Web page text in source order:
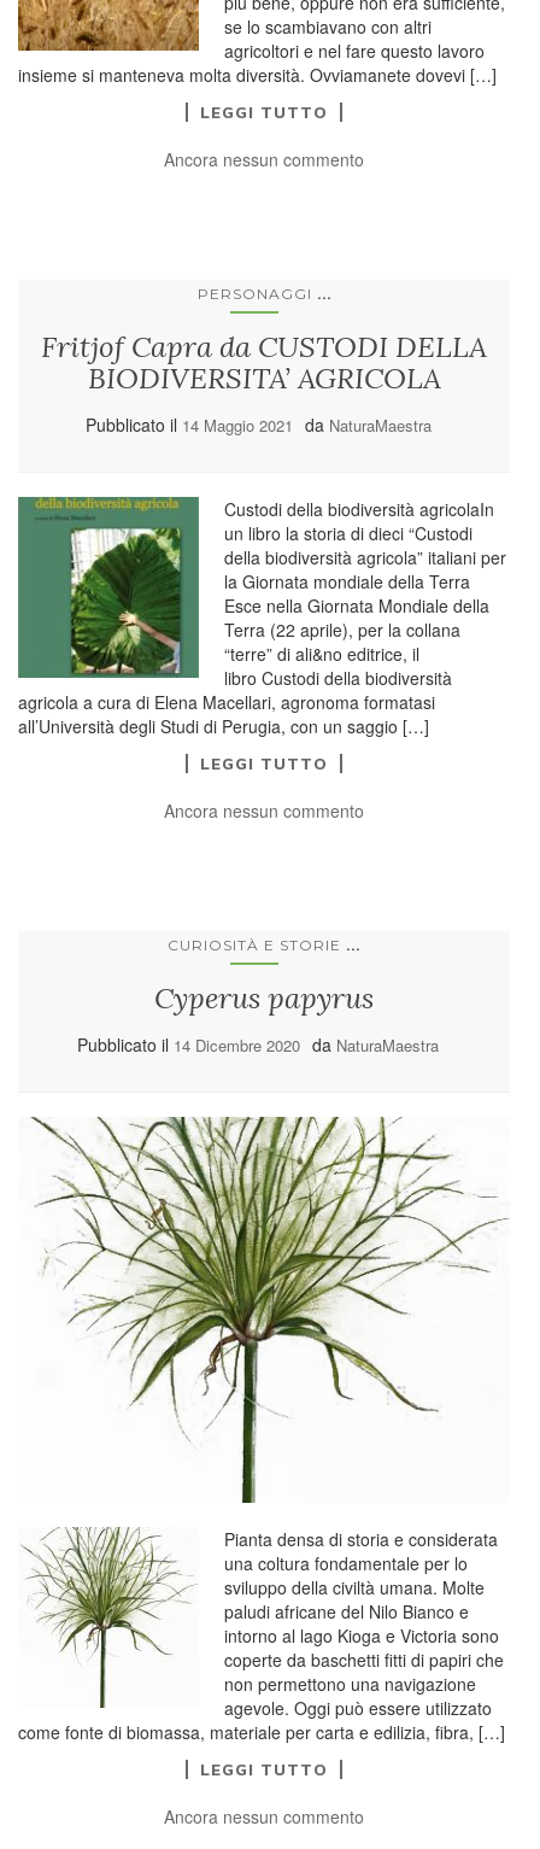
se lo scambiavano con altri
agricoltori e nel fare questo lavoro
insieme si manteneva molta diversità. Ovviamanete dovevi […]
LEGGI TUTTO
Ancora nessun commento
PERSONAGGI ...
Fritjof Capra da CUSTODI DELLA
BIODIVERSITA’ AGRICOLA
Pubblicato il 14 Maggio 2021 da NaturaMaestra
Custodi della biodiversità agricolaIn
un libro la storia di dieci “Custodi
della biodiversità agricola” italiani per
la Giornata mondiale della Terra
Esce nella Giornata Mondiale della
Terra (22 aprile), per la collana
“terre” di ali&no editrice, il
libro Custodi della biodiversità
agricola a cura di Elena Macellari, agronoma formatasi
all’Università degli Studi di Perugia, con un saggio […]
LEGGI TUTTO
Ancora nessun commento
CURIOSITÀ E STORIE ...
Cyperus papyrus
Pubblicato il 14 Dicembre 2020 da NaturaMaestra
Pianta densa di storia e considerata
una coltura fondamentale per lo
sviluppo della civiltà umana. Molte
paludi africane del Nilo Bianco e
intorno al lago Kioga e Victoria sono
coperte da baschetti fitti di papiri che
non permettono una navigazione
agevole. Oggi può essere utilizzato
come fonte di biomassa, materiale per carta e edilizia, fibra, […]
LEGGI TUTTO
Ancora nessun commento